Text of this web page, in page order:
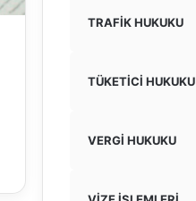
TRAFİK HUKUKU
TÜKETİCİ HUKUKU
VERGİ HUKUKU